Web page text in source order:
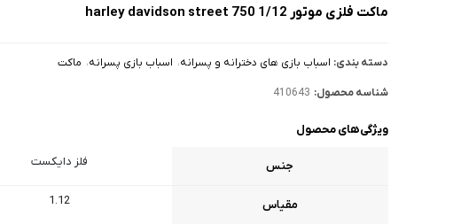
دندانگیر نوزاد ماکت فلزی موتور 1/12 harley davidson street 750
دسته بندی: اسباب بازی های دخترانه و پسرانه اسباب بازی پسرانه ماکت
شناسه محصول: 410643
ویژگی‌های محصول
جنس فلز دایکست
مقیاس 1.12